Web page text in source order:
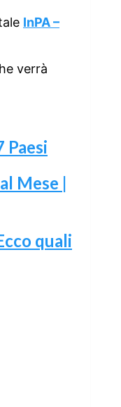
InPA –
verrà
Mese |
quali